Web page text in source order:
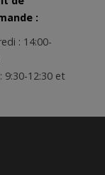
:
: 14:00-
9:30-12:30 et